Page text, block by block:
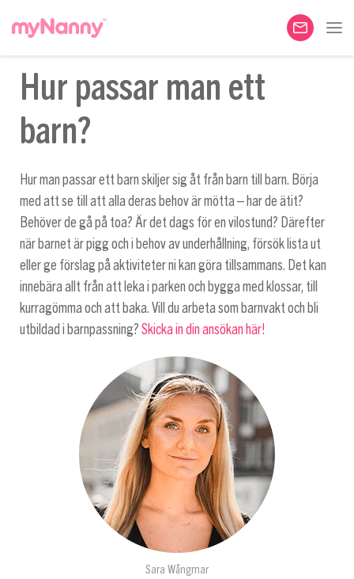
Hur passar man ett
barn?
Hur man passar ett barn skiljer sig åt från barn till barn. Börja
med att se till att alla deras behov är mötta – har de ätit?
Behöver de gå på toa? Är det dags för en vilostund? Därefter
när barnet är pigg och i behov av underhållning, försök lista ut
eller ge förslag på aktiviteter ni kan göra tillsammans. Det kan
innebära allt från att leka i parken och bygga med klossar, till
kurragömma och att baka. Vill du arbeta som barnvakt och bli
utbildad i barnpassning? Skicka in din ansökan här!
Sara Wångmar